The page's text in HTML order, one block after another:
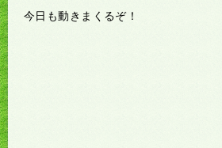
今日も動きまくるぞ！